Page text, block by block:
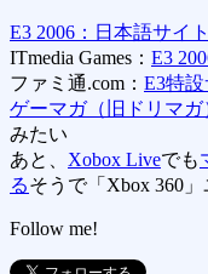
E3 2006：日本語サイト
ITmedia Games： E3
ファミ通.com： E3特設
ゲーマガ（旧ドリマガ
みたい
あと、 Xobox Liveでも
るそうで「Xbox 360
Follow me!